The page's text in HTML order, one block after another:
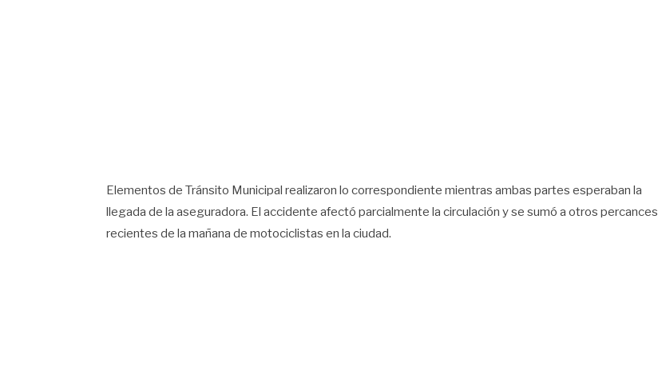
Elementos de Tránsito Municipal realizaron lo correspondiente mientras ambas partes esperaban la
llegada de la aseguradora. El accidente afectó parcialmente la circulación y se sumó a otros percances
recientes de la mañana de motociclistas en la ciudad.